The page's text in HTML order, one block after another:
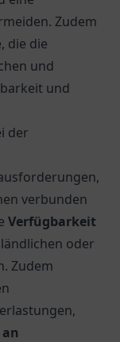
Zudem
die die
und
und
der
verbunden
Verfügbarkeit
oder
Zudem